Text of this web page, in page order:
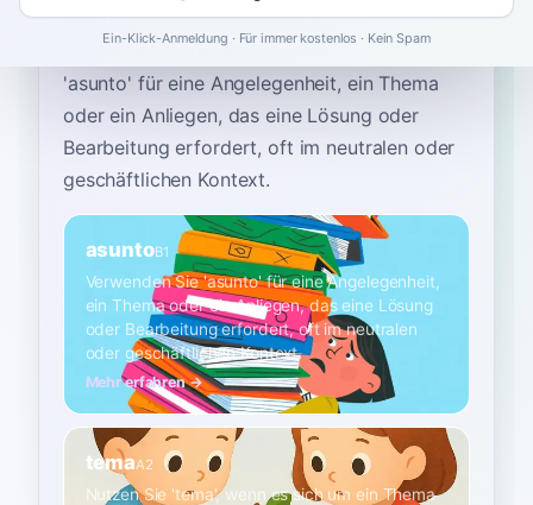
Das gebräuchlichste spanische Wort für
asunto
'asunto' für eine Angelegenheit, ein Thema
oder ein Anliegen, das eine Lösung oder
Bearbeitung erfordert, oft im neutralen oder
geschäftlichen Kontext.
asuntoB1
Verwenden Sie 'asunto' für eine Angelegenheit,
ein Thema oder ein Anliegen, das eine Lösung
oder Bearbeitung erfordert, oft im neutralen
oder geschäftlichen Kontext.
Mehr erfahren →
temaA2
Nutzen Sie 'tema', wenn es sich um ein Thema
Ein-Klick-Anmeldung · Für immer kostenlos · Kein Spam